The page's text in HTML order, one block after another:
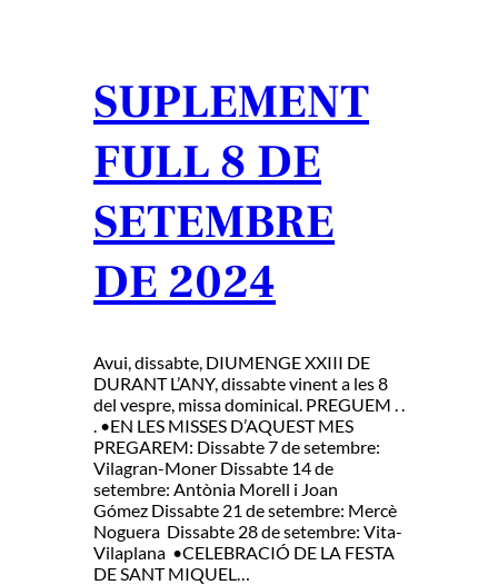
SUPLEMENT
FULL 8 DE
SETEMBRE
DE 2024
Avui, dissabte, DIUMENGE XXIII DE
DURANT L’ANY, dissabte vinent a les 8
del vespre, missa dominical. PREGUEM . .
. •EN LES MISSES D’AQUEST MES
PREGAREM: Dissabte 7 de setembre:
Vilagran-Moner Dissabte 14 de
setembre: Antònia Morell i Joan
Gómez Dissabte 21 de setembre: Mercè
Noguera Dissabte 28 de setembre: Vita-
Vilaplana •CELEBRACIÓ DE LA FESTA
DE SANT MIQUEL…